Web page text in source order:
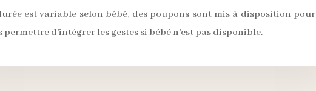
est variable selon bébé, des poupons sont mis à disposition pour
permettre d’intégrer les gestes si bébé n’est pas disponible.